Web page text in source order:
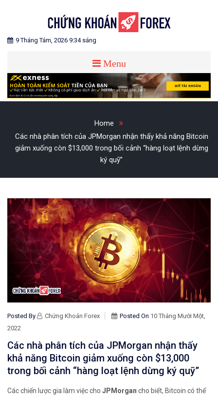
CHỨNG KHOÁN FOREX
Blog chia sẻ về Chứng Khoán và Forex
9 Tháng Tám, 2026 9:34 sáng
Menu
Home
Các nhà phân tích của JPMorgan nhận thấy khả năng Bitcoin
giảm xuống còn $13,000 trong bối cảnh “hàng loạt lệnh dừng
ký quỹ”
Posted By Chứng Khoán Forex Posted On 10 Tháng Mười Một,
2022
Các nhà phân tích của JPMorgan nhận thấy
khả năng Bitcoin giảm xuống còn $13,000
trong bối cảnh “hàng loạt lệnh dừng ký quỹ”
Các chiến lược gia làm việc cho JPMorgan cho biết, Bitcoin có thể